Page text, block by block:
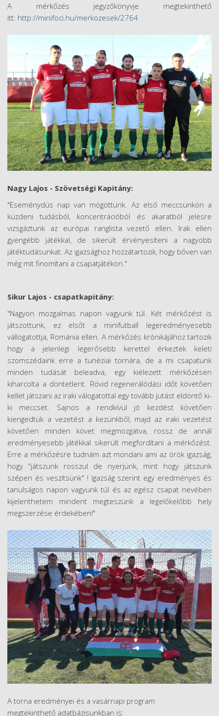
A mérkőzés jegyzőkönyvje megtekinthető
itt: http://minifoci.hu/merkozesek/2764
Nagy Lajos - Szövetségi Kapitány:
"Eseménydús nap van mögöttünk. Az első meccsünkön a
küzdeni tudásból, koncentrációból és akaratból jelesre
vizsgáztunk az európai ranglista vezető ellen. Irak ellen
gyengébb játékkal, de sikerült érvényesíteni a nagyobb
játéktudásunkat. Az igazsághoz hozzátartozik, hogy bőven van
még mit finomítani a csapatjátékon."
Sikur Lajos - csapatkapitány:
"Nagyon mozgalmas napon vagyunk túl. Két mérkőzést is
játszottunk, ez elsőt a minifutball legeredményesebb
vállogatottja, Románia ellen. A mérkőzés krónikájához tartozik
hogy a jelenlegi legerősebb kerettel érkeztek keleti
szomszédaink erre a tunéziai tornára, de a mi csapatunk
minden tudását beleadva, egy kiélezett mérkőzésen
kiharcolta a döntetlent. Rövid regenerálódási időt követően
kellet játszani az iraki válogatottal egy tovább jutást eldöntő ki-
ki meccset. Sajnos a rendkívül jó kezdést követően
kiengedtük a vezetést a kezünkből, majd az iraki vezetést
követően minden követ megmozgatva, rossz de annál
eredményesebb játékkal sikerült megfordítani a mérkőzést.
Erre a mérkőzésre tudnám azt mondani ami az örök igazság,
hogy "játszunk rosszul de nyerjünk, mint hogy játszunk
szépen és veszítsünk" ! Igazság szerint egy eredményes és
tanulságos napon vagyunk túl és az egész csapat nevében
kijelenthetem mindent megteszünk a legelőkelőbb hely
megszerzése érdekében!"
A torna eredményei és a vasárnapi program
megtekinthető adatbázisunkban is: